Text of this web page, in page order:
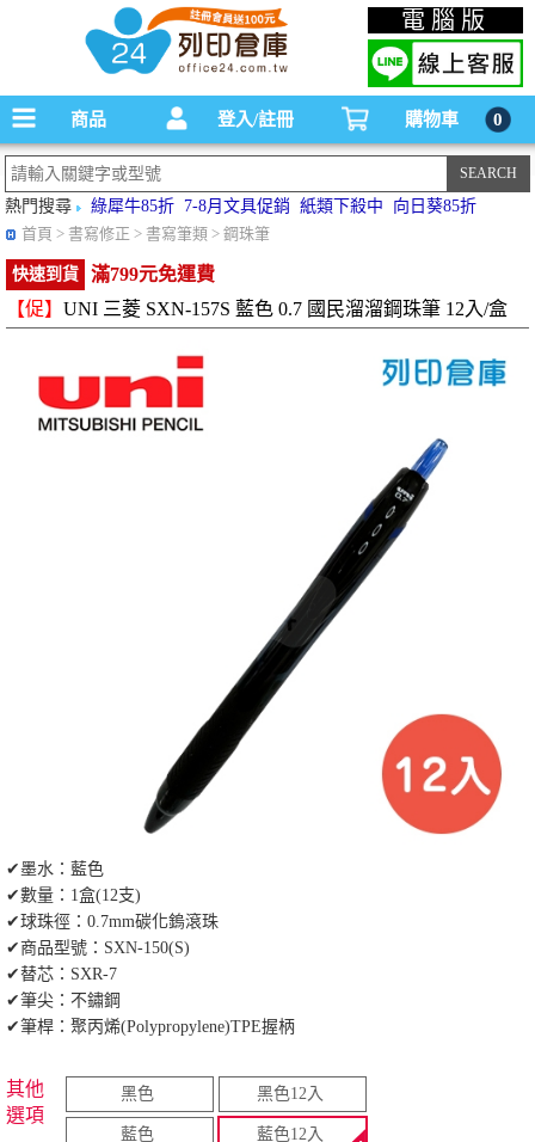
碳粉匣，墨水匣,原廠碳粉匣，副廠碳粉匣，環保碳粉匣,連續供墨印表機-office24列印
倉庫線上購物手機版
電腦版
商品 登入/註冊 購物車 0
熱門搜尋 綠犀牛85折 7-8月文具促銷 紙類下殺中
向日葵85折
首頁 > 書寫修正 > 書寫筆類 > 鋼珠筆
快速到貨
滿799元免運費
【促】 UNI 三菱 SXN-157S 藍色 0.7 國民溜溜鋼珠筆 12入/盒
✔墨水：藍色
✔數量：1盒(12支)
✔球珠徑：0.7mm碳化鎢滾珠
✔商品型號：SXN-150(S)
✔替芯：SXR-7
✔筆尖：不鏽鋼
✔筆桿：聚丙烯(Polypropylene)TPE握柄
其他
選項
黑色 黑色12入
藍色 藍色12入